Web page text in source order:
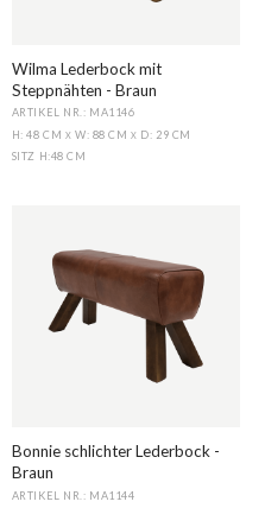
Wilma Lederbock mit
Steppnähten - Braun
ARTIKEL NR.: MA1146
H: 48 CM X W: 88 CMX D: 29 CM
SITZ H:48 CM
Bonnie schlichter Lederbock -
Braun
ARTIKEL NR.: MA1144